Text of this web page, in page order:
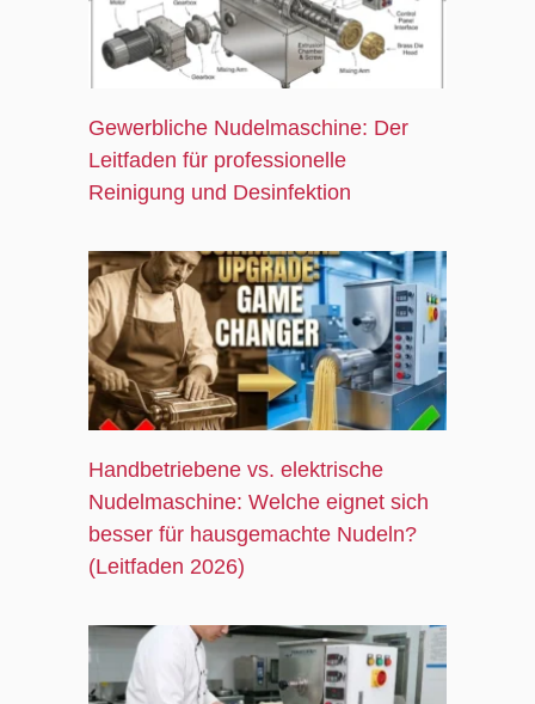
Gewerbliche Nudelmaschine: Der
Leitfaden für professionelle
Reinigung und Desinfektion
Handbetriebene vs. elektrische
Nudelmaschine: Welche eignet sich
besser für hausgemachte Nudeln?
(Leitfaden 2026)